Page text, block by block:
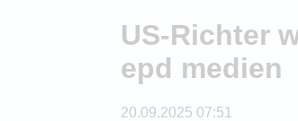
US-Richter
epd medien
20.09.2025 07:51